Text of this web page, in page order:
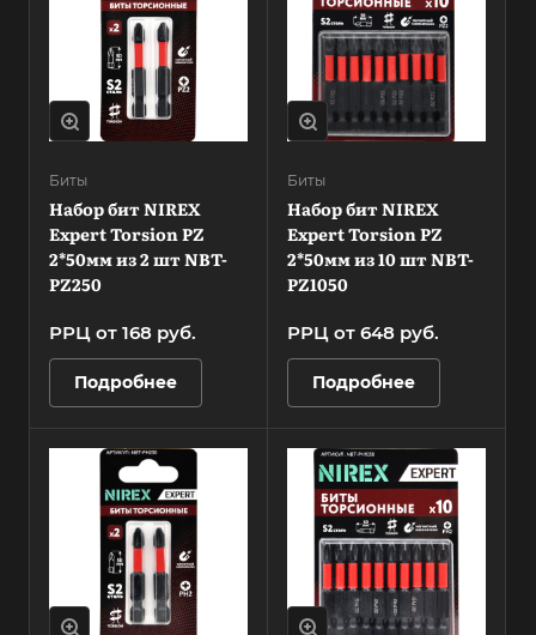
Биты
Набор бит NIREX
Expert Torsion PZ
2*50мм из 2 шт NBT-
PZ250
РРЦ от 168 руб.
Подробнее
Биты
Набор бит NIREX
Expert Torsion PZ
2*50мм из 10 шт NBT-
PZ1050
РРЦ от 648 руб.
Подробнее